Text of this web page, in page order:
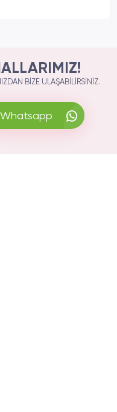
BIZE ULAŞABILIRSINIZ.
Whatsapp